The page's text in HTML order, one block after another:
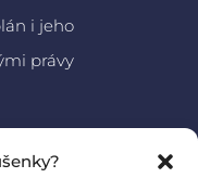
i jeho
právy